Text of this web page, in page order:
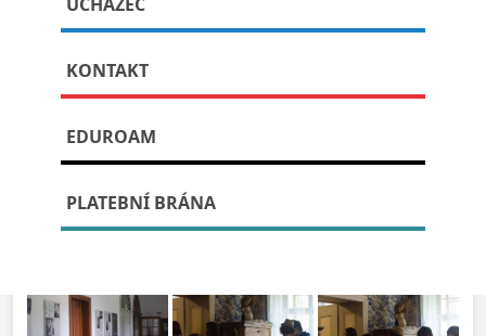
KONTAKT
EDUROAM
PLATEBNÍ BRÁNA
Publikováno: 25. listopadu, 2023